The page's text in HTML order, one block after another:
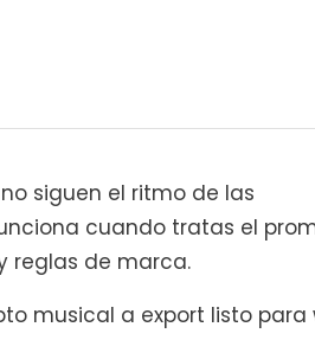
siguen el ritmo de las
cuando tratas el
reglas de marca.
musical a export listo para